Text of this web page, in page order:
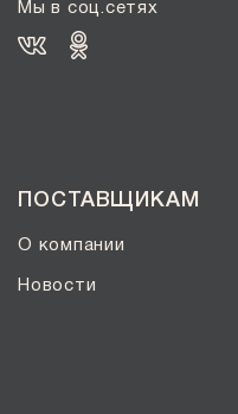
Мы в соц.сетях
ПОСТАВЩИКАМ
О компании
Новости